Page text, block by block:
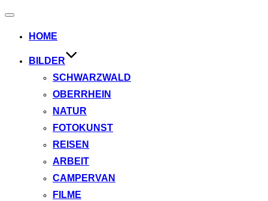
Navigation
HOME
BILDER
SCHWARZWALD
OBERRHEIN
NATUR
FOTOKUNST
REISEN
ARBEIT
CAMPERVAN
FILME